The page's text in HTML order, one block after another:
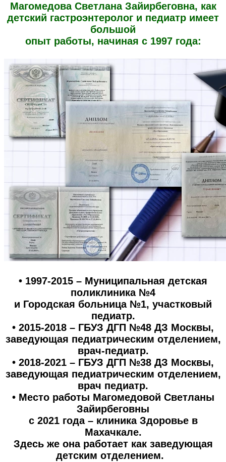
Магомедова Светлана Зайирбеговна, как
детский гастроэнтеролог и педиатр имеет
большой
опыт работы, начиная с 1997 года:
• 1997-2015 – Муниципальная детская
поликлиника №4
и Городская больница №1, участковый
педиатр.
• 2015-2018 – ГБУЗ ДГП №48 ДЗ Москвы,
заведующая педиатрическим отделением,
врач-педиатр.
• 2018-2021 – ГБУЗ ДГП №38 ДЗ Москвы,
заведующая педиатрическим отделением,
врач педиатр.
• Место работы Магомедовой Светланы
Зайирбеговны
с 2021 года – клиника Здоровье в
Махачкале.
Здесь же она работает как заведующая
детским отделением.